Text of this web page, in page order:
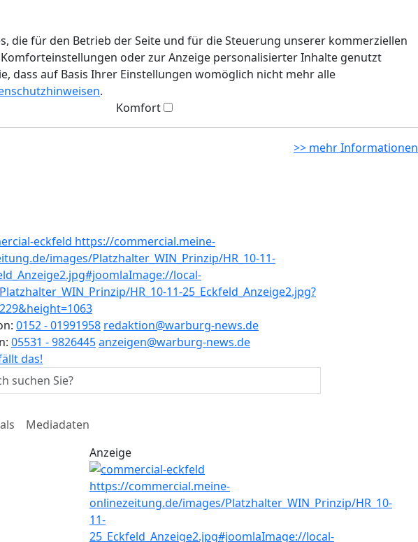
die für den Betrieb der Seite und für die Steuerung unserer kommerziellen
oder zur Anzeige personalisierter Inhalte genutzt
dass auf Basis Ihrer Einstellungen womöglich nicht mehr alle
.
Komfort
>> mehr Informationen
0152 - 01991958 redaktion@warburg-news.de
05531 - 9826445anzeigen@warburg-news.de
das!
Mediadaten
Anzeige